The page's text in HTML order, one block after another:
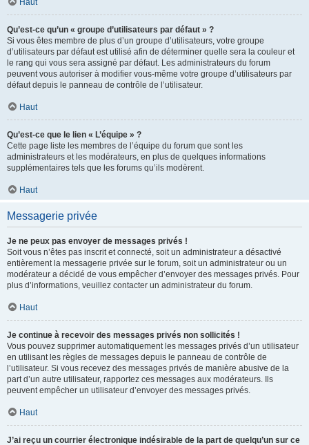
Haut
Qu’est-ce qu’un « groupe d’utilisateurs par défaut » ?
Si vous êtes membre de plus d’un groupe d’utilisateurs, votre groupe
d’utilisateurs par défaut est utilisé afin de déterminer quelle sera la couleur et
le rang qui vous sera assigné par défaut. Les administrateurs du forum
peuvent vous autoriser à modifier vous-même votre groupe d’utilisateurs par
défaut depuis le panneau de contrôle de l’utilisateur.
Haut
Qu’est-ce que le lien « L’équipe » ?
Cette page liste les membres de l’équipe du forum que sont les
administrateurs et les modérateurs, en plus de quelques informations
supplémentaires tels que les forums qu’ils modèrent.
Haut
Messagerie privée
Je ne peux pas envoyer de messages privés !
Soit vous n’êtes pas inscrit et connecté, soit un administrateur a désactivé
entièrement la messagerie privée sur le forum, soit un administrateur ou un
modérateur a décidé de vous empêcher d’envoyer des messages privés. Pour
plus d’informations, veuillez contacter un administrateur du forum.
Haut
Je continue à recevoir des messages privés non sollicités !
Vous pouvez supprimer automatiquement les messages privés d’un utilisateur
en utilisant les règles de messages depuis le panneau de contrôle de
l’utilisateur. Si vous recevez des messages privés de manière abusive de la
part d’un autre utilisateur, rapportez ces messages aux modérateurs. Ils
peuvent empêcher un utilisateur d’envoyer des messages privés.
Haut
J’ai reçu un courrier électronique indésirable de la part de quelqu’un sur ce